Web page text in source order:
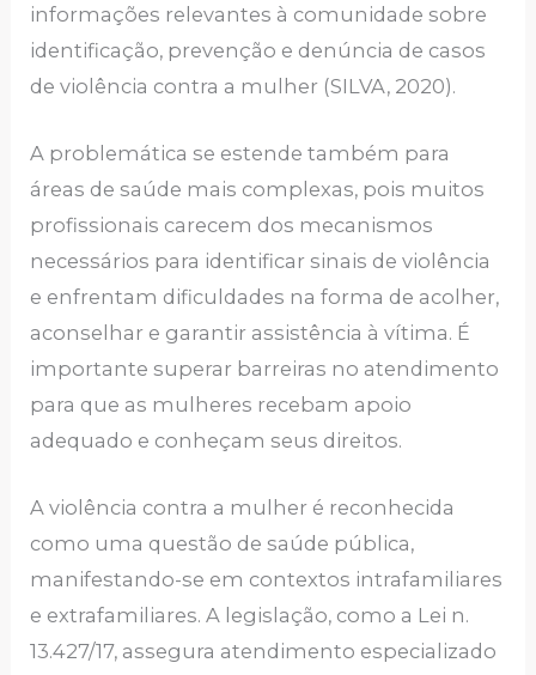
informações relevantes à comunidade sobre
identificação, prevenção e denúncia de casos
de violência contra a mulher (SILVA, 2020).
A problemática se estende também para
áreas de saúde mais complexas, pois muitos
profissionais carecem dos mecanismos
necessários para identificar sinais de violência
e enfrentam dificuldades na forma de acolher,
aconselhar e garantir assistência à vítima. É
importante superar barreiras no atendimento
para que as mulheres recebam apoio
adequado e conheçam seus direitos.
A violência contra a mulher é reconhecida
como uma questão de saúde pública,
manifestando-se em contextos intrafamiliares
e extrafamiliares. A legislação, como a Lei n.
13.427/17, assegura atendimento especializado